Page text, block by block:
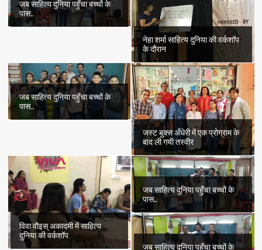
जब साहित्य दुनिया पहुँचा बच्चों के
पास..
नेहा शर्मा साहित्य दुनिया की वर्कशॉप
के दौरान
जब साहित्य दुनिया पहुँचा बच्चों के
पास..
जस्ट बुक्स अँधेरी में एक प्रोग्राम के
बाद ली गयी तस्वीर
विवा वौइस् अकादमी में साहित्य
दुनिया की वर्कशॉप
जब साहित्य दुनिया पहुँचा बच्चों के
पास..
जब साहित्य दुनिया पहुँचा बच्चों के